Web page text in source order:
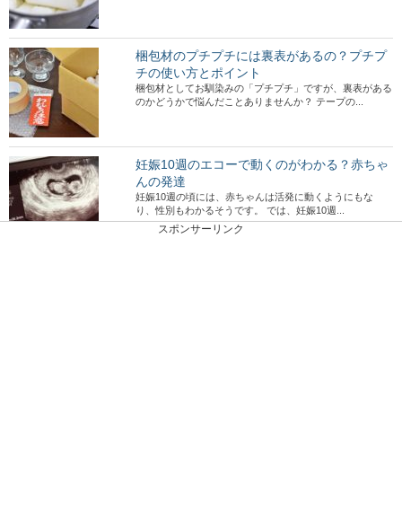
梱包材のプチプチには裏表があるの？プチプ
チの使い方とポイント
梱包材としてお馴染みの「プチプチ」ですが、裏表がある
のかどうかで悩んだことありませんか？ テープの...
妊娠10週のエコーで動くのがわかる？赤ちゃ
んの発達
妊娠10週の頃には、赤ちゃんは活発に動くようにもな
り、性別もわかるそうです。 では、妊娠10週...
スポンサーリンク